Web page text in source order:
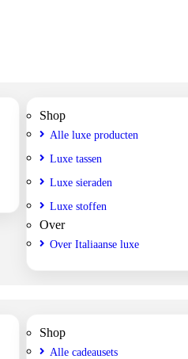
Shop
Alle luxe producten
Luxe tassen
Luxe sieraden
Luxe stoffen
Over
Over Italiaanse luxe
Shop
Alle cadeausets